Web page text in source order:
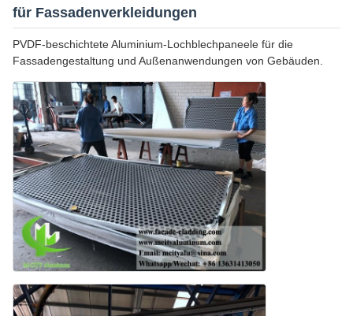
für Fassadenverkleidungen
PVDF-beschichtete Aluminium-Lochblechpaneele für die
Fassadengestaltung und Außenanwendungen von Gebäuden.